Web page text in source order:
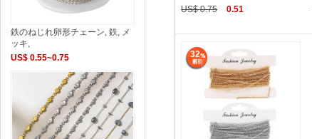
US$ 0.75
0.51
32
鉄のねじれ卵形チェーン, 鉄, メ
ッキ,
US$ 0.55~0.75